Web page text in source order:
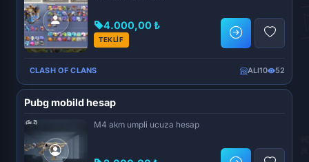
4.000,00 ₺
TEKLİF
CLASH OF CLANS ALI10 52
Pubg mobild hesap
M4 akm umpli ucuza hesap